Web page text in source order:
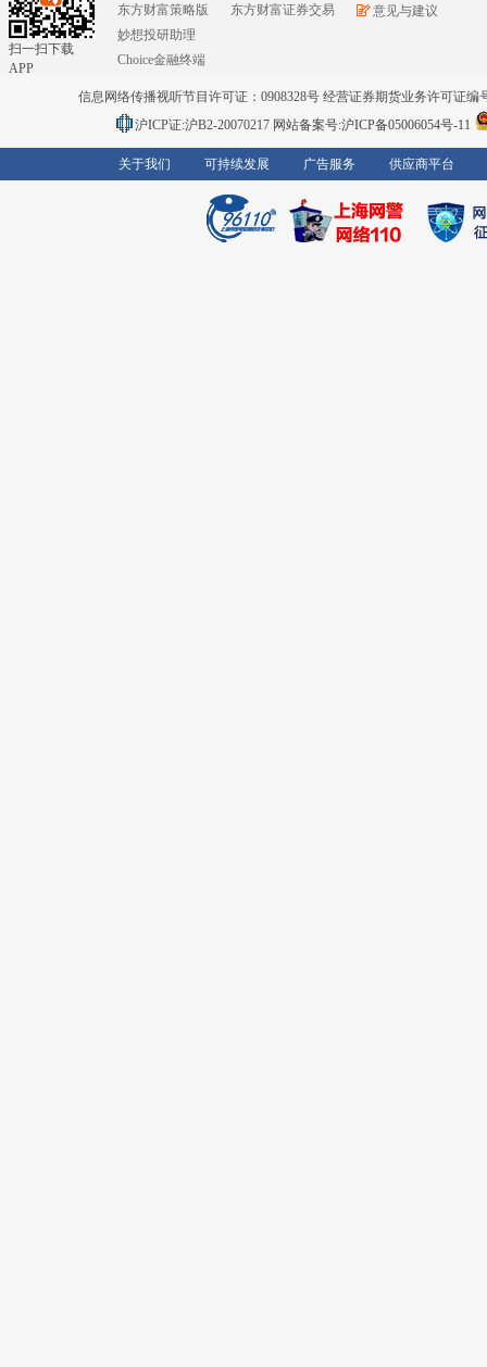
扫一扫下载
APP
东方财富策略版
妙想投研助理
Choice金融终端
东方财富证券交易
意见与建议
信息网络传播视听节目许可证：0908328号 经营证券期货业务许可证编
沪ICP证:沪B2-20070217 网站备案号:沪ICP备05006054号-11
关于我们 可持续发展 广告服务 供应商平台